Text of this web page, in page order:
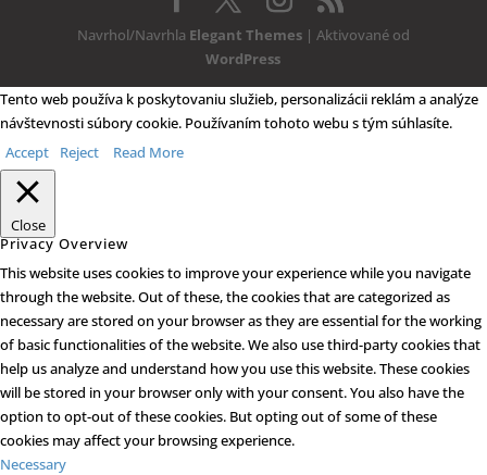
Navrhol/Navrhla Elegant Themes| Aktivované od
WordPress
Tento web používa k poskytovaniu služieb, personalizácii reklám a analýze
návštevnosti súbory cookie. Používaním tohoto webu s tým súhlasíte.
Accept
Reject Read More
Close
Privacy Overview
This website uses cookies to improve your experience while you navigate
through the website. Out of these, the cookies that are categorized as
necessary are stored on your browser as they are essential for the working
of basic functionalities of the website. We also use third-party cookies that
help us analyze and understand how you use this website. These cookies
will be stored in your browser only with your consent. You also have the
option to opt-out of these cookies. But opting out of some of these
cookies may affect your browsing experience.
Necessary